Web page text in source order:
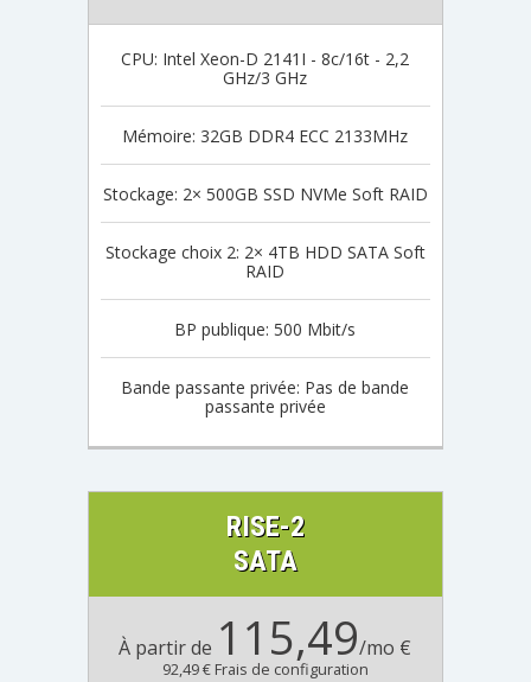
CPU: Intel Xeon-D 2141I - 8c/16t - 2,2
GHz/3 GHz
Mémoire: 32GB DDR4 ECC 2133MHz
Stockage: 2× 500GB SSD NVMe Soft RAID
Stockage choix 2: 2× 4TB HDD SATA Soft
RAID
BP publique: 500 Mbit/s
Bande passante privée: Pas de bande
passante privée
RISE-2
SATA
À partir de 115,49/mo €
92,49 € Frais de configuration